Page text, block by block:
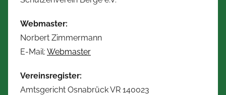
Webmaster:
Norbert Zimmermann
E-Mail: Webmaster
Vereinsregister:
Amtsgericht Osnabrück VR 140023